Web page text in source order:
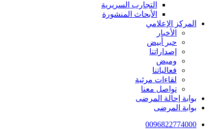
التجارب السريرية
الأبحاث المنشورة
المركز الإعلامي
الأخبار
حبر أبيض
إصداراتنا
وميض
فعالياتنا
لقاءات مرئية
تواصل معنا
بوابة إحالة المرضى
بوابة المرضى
0096822774000